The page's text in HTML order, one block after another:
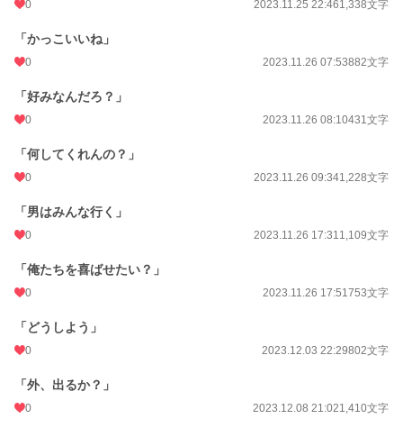
0 2023.11.25 22:461,338文字
「かっこいいね」
0 2023.11.26 07:53882文字
「好みなんだろ？」
0 2023.11.26 08:10431文字
「何してくれんの？」
0 2023.11.26 09:341,228文字
「男はみんな行く」
0 2023.11.26 17:311,109文字
「俺たちを喜ばせたい？」
0 2023.11.26 17:51753文字
「どうしよう」
0 2023.12.03 22:29802文字
「外、出るか？」
0 2023.12.08 21:021,410文字